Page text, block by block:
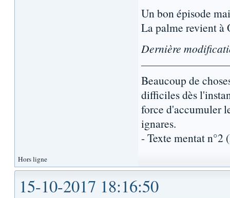
Un bon épisode
La palme revient à
Dernière
Beaucoup de
difficiles dès
force d'accumuler
ignares.
- Texte mentat n°2
Hors ligne
15-10-2017 18:16:50